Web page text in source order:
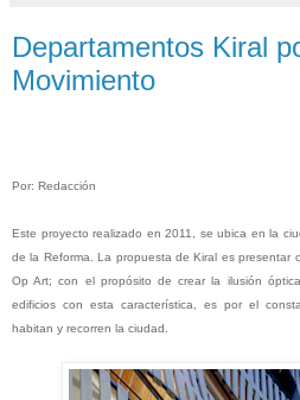
Departamentos Kiral
Movimiento
Por: Redacción
Este proyecto realizado en 2011, se ubica en la
de la Reforma. La propuesta de Kiral es presentar
Op Art; con el propósito de crear la ilusión óptica
edificios con esta característica, es por el
habitan y recorren la ciudad.